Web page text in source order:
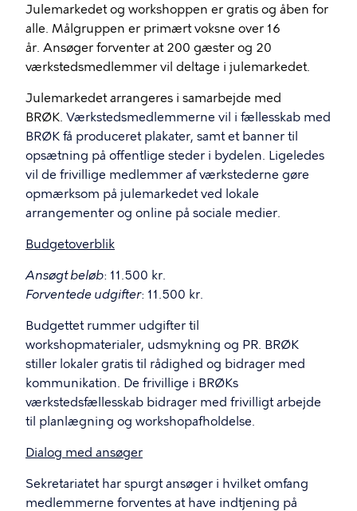
Julemarkedet og workshoppen er gratis og åben for
alle. Målgruppen er primært voksne over 16
år. Ansøger forventer at 200 gæster og 20
værkstedsmedlemmer vil deltage i julemarkedet.
Julemarkedet arrangeres i samarbejde med
BRØK. Værkstedsmedlemmerne vil i fællesskab med
BRØK få produceret plakater, samt et banner til
opsætning på offentlige steder i bydelen. Ligeledes
vil de frivillige medlemmer af værkstederne gøre
opmærksom på julemarkedet ved lokale
arrangementer og online på sociale medier.
Budgetoverblik
Ansøgt beløb: 11.500 kr.
Forventede udgifter: 11.500 kr.
Budgettet rummer udgifter til
workshopmaterialer, udsmykning og PR. BRØK
stiller lokaler gratis til rådighed og bidrager med
kommunikation. De frivillige i BRØKs
værkstedsfællesskab bidrager med frivilligt arbejde
til planlægning og workshopafholdelse.
Dialog med ansøger
Sekretariatet har spurgt ansøger i hvilket omfang
medlemmerne forventes at have indtjening på